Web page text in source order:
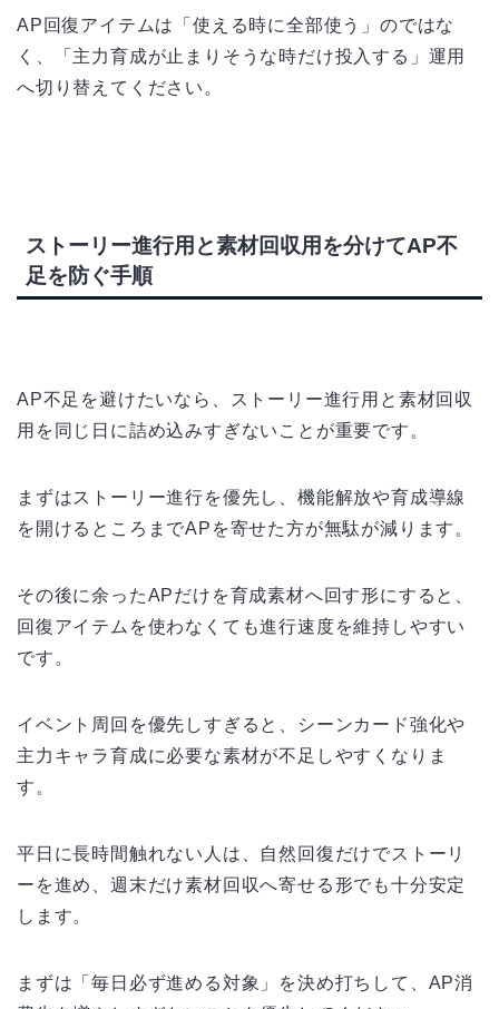
AP回復アイテムは「使える時に全部使う」のではな
く、「主力育成が止まりそうな時だけ投入する」運用
へ切り替えてください。
ストーリー進行用と素材回収用を分けてAP不
足を防ぐ手順
AP不足を避けたいなら、ストーリー進行用と素材回収
用を同じ日に詰め込みすぎないことが重要です。
まずはストーリー進行を優先し、機能解放や育成導線
を開けるところまでAPを寄せた方が無駄が減ります。
その後に余ったAPだけを育成素材へ回す形にすると、
回復アイテムを使わなくても進行速度を維持しやすい
です。
イベント周回を優先しすぎると、シーンカード強化や
主力キャラ育成に必要な素材が不足しやすくなりま
す。
平日に長時間触れない人は、自然回復だけでストーリ
ーを進め、週末だけ素材回収へ寄せる形でも十分安定
します。
まずは「毎日必ず進める対象」を決め打ちして、AP消